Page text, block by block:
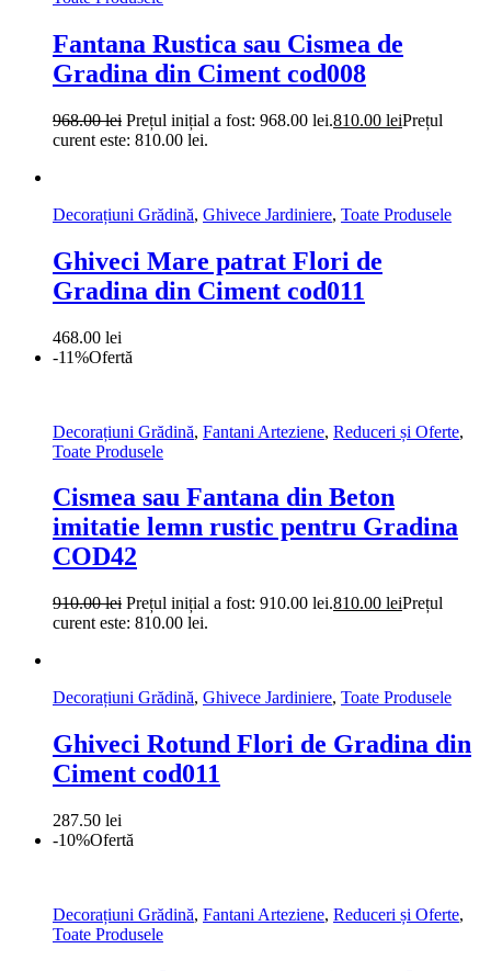
Fantana Rustica sau Cismea de
Gradina din Ciment cod008
968.00lei Prețul inițial a fost: 968.00 lei.810.00 leiPrețul
curent este: 810.00 lei.
Decorațiuni Grădină, Ghivece Jardiniere, Toate Produsele
Ghiveci Mare patrat Flori de
Gradina din Ciment cod011
468.00 lei
-11%Ofertă
Decorațiuni Grădină, Fantani Arteziene, Reduceri și Oferte,
Toate Produsele
Cismea sau Fantana din Beton
imitatie lemn rustic pentru Gradina
COD42
910.00lei Prețul inițial a fost: 910.00 lei.810.00 leiPrețul
curent este: 810.00 lei.
Decorațiuni Grădină, Ghivece Jardiniere, Toate Produsele
Ghiveci Rotund Flori de Gradina din
Ciment cod011
287.50 lei
-10%Ofertă
Decorațiuni Grădină, Fantani Arteziene, Reduceri și Oferte,
Toate Produsele